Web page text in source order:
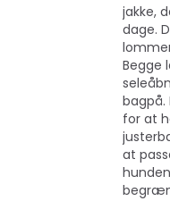
jakke,
dage.
Begge
bagpå.
for at
at